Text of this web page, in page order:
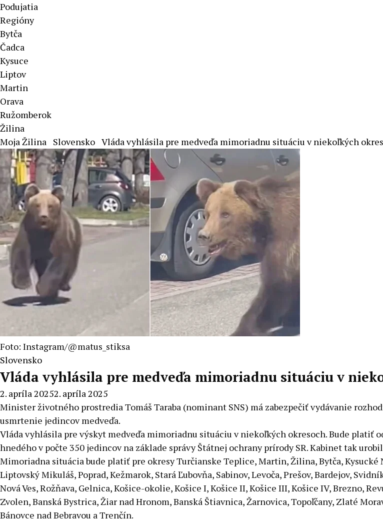
Podujatia
Regióny
Bytča
Čadca
Kysuce
Liptov
Martin
Orava
Ružomberok
Žilina
Moja Žilina Slovensko Vláda vyhlásila pre medveďa mimoriadnu situáciu v niekoľkých
Foto: Instagram/@matus_stiksa
Slovensko
Vláda vyhlásila pre medveďa mimoriadnu situáciu v
2. apríla 20252. apríla 2025
Minister životného prostredia Tomáš Taraba (nominant SNS) má zabezpečiť vydávanie
usmrtenie jedincov medveďa.
Vláda vyhlásila pre výskyt medveďa mimoriadnu situáciu v niekoľkých okresoch. Bude platiť
hnedého v počte 350 jedincov na základe správy Štátnej ochrany prírody SR. Kabinet tak
Mimoriadna situácia bude platiť pre okresy Turčianske Teplice, Martin, Žilina, Bytča, Kysucké
Liptovský Mikuláš, Poprad, Kežmarok, Stará Ľubovňa, Sabinov, Levoča, Prešov, Bardejov,
Nová Ves, Rožňava, Gelnica, Košice-okolie, Košice I, Košice II, Košice III, Košice IV, Brezno,
Zvolen, Banská Bystrica, Žiar nad Hronom, Banská Štiavnica, Žarnovica, Topoľčany, Zlaté
Bánovce nad Bebravou a Trenčín.